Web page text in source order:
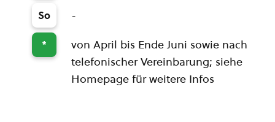
So -
*
von April bis Ende Juni sowie nach
telefonischer Vereinbarung; siehe
Homepage für weitere Infos